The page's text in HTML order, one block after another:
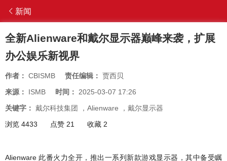
新闻
全新Alienware和戴尔显示器巅峰来袭，扩展
办公娱乐新视界
作者： CBISMB 责任编辑： 贾西贝
来源： ISMB 时间： 2025-03-07 17:26
关键字： 戴尔科技集团 ， Alienware ， 戴尔显示器
浏览 4433
点赞 21 收藏 2
Alienware 此番火力全开，推出一系列新款游戏显示器，其中备受瞩